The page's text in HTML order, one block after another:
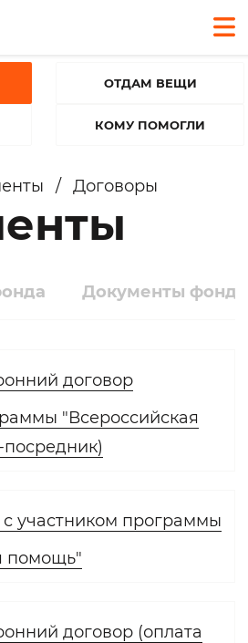
ОТДАМ ВЕЩИ
КОМУ ПОМОГЛИ
/ Договоры
Документы фонда
договор
"Всероссийская
участником программы
помощь"
договор (оплата